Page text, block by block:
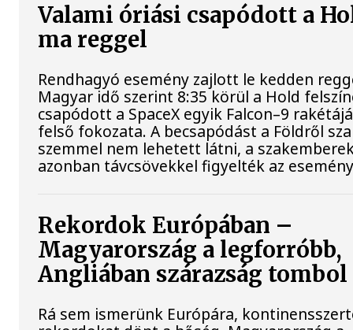
Valami óriási csapódott a
ma reggel
Rendhagyó esemény zajlott le kedden
Magyar idő szerint 8:35 körül a Hold
csapódott a SpaceX egyik Falcon–9
felső fokozata. A becsapódást a Földről
szemmel nem lehetett látni, a
azonban távcsövekkel figyelték az
Rekordok Európában –
Magyarország a legforróbb,
Angliában szárazság tombol
Rá sem ismerünk Európára,